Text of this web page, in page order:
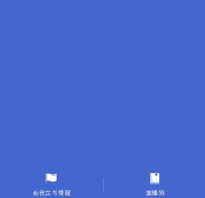
9.転職成功者の事例分析とアドバイス
お役立ち情報 業種別